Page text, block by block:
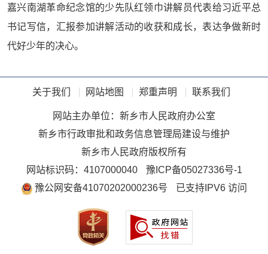
嘉兴南湖革命纪念馆的少先队红领巾讲解员代表给习近平总
书记写信，汇报参加讲解活动的收获和成长，表达争做新时
代好少年的决心。
关于我们 网站地图 郑重声明 联系我们
网站主办单位：新乡市人民政府办公室
新乡市行政审批和政务信息管理局建设与维护
新乡市人民政府版权所有
网站标识码：4107000040
豫ICP备05027336号-1
豫公网安备41070202000236号
已支持IPV6 访问